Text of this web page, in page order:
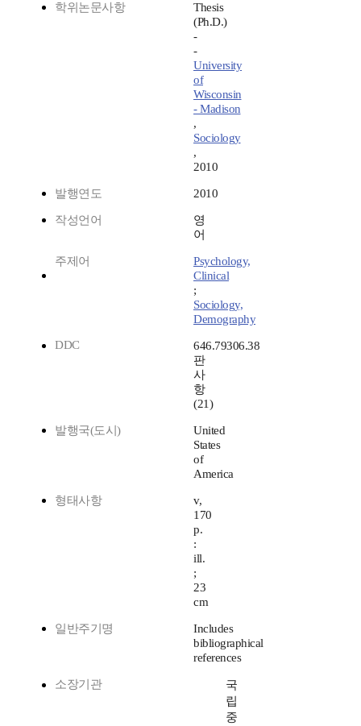
학위논문사항
Thesis
(Ph.D.)
-
-
University
of
Wisconsin
- Madison
,
Sociology
,
2010
발행연도 2010
작성언어
영
어
주제어
Psychology,
Clinical
;
Sociology,
Demography
DDC
646.79306.38
판
사
항
(21)
발행국(도시)
United
States
of
America
형태사항
v,
170
p.
:
ill.
;
23
cm
일반주기명
Includes
bibliographical
references
소장기관
국
립
중